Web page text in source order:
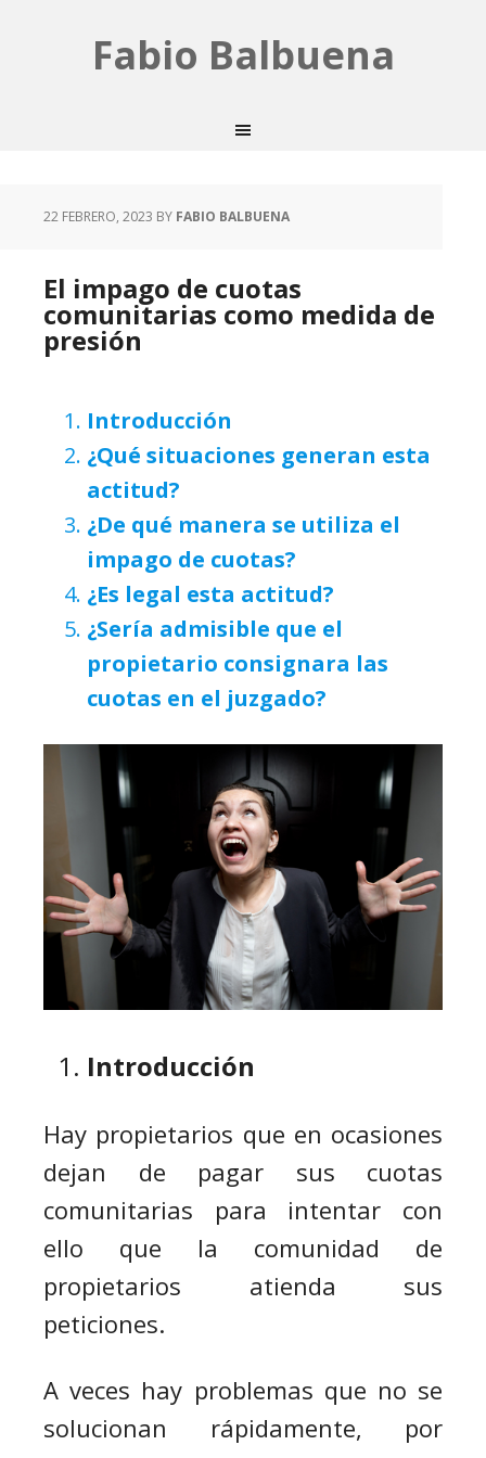
Fabio Balbuena
22 FEBRERO, 2023 BY FABIO BALBUENA
El impago de cuotas
comunitarias como medida de
presión
Introducción
¿Qué situaciones generan esta
actitud?
¿De qué manera se utiliza el
impago de cuotas?
¿Es legal esta actitud?
¿Sería admisible que el
propietario consignara las
cuotas en el juzgado?
Introducción
Hay propietarios que en ocasiones
dejan de pagar sus cuotas
comunitarias para intentar con
ello que la comunidad de
propietarios atienda sus
peticiones.
A veces hay problemas que no se
solucionan rápidamente, por